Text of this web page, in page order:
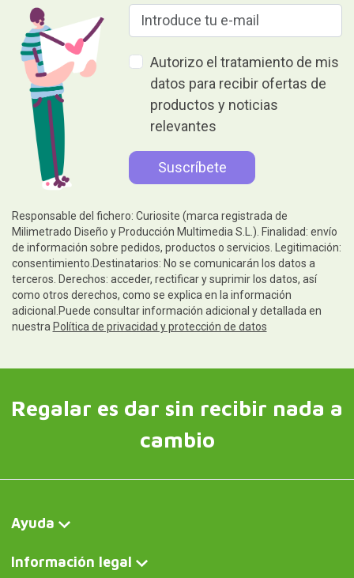
Autorizo el tratamiento de mis
datos para recibir ofertas de
productos y noticias
relevantes
Responsable del fichero: Curiosite (marca registrada de
Milimetrado Diseño y Producción Multimedia S.L.). Finalidad: envío
de información sobre pedidos, productos o servicios. Legitimación:
consentimiento.Destinatarios: No se comunicarán los datos a
terceros. Derechos: acceder, rectificar y suprimir los datos, así
como otros derechos, como se explica en la información
adicional.Puede consultar información adicional y detallada en
nuestra Política de privacidad y protección de datos
Regalar es dar sin recibir nada a
cambio
Ayuda
Información legal